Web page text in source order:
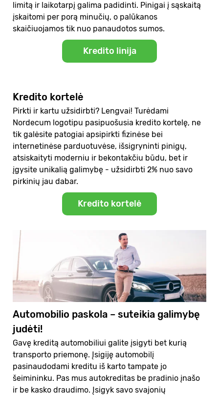
limitą ir laikotarpį galima padidinti. Pinigai į sąskaitą
įskaitomi per porą minučių, o palūkanos
skaičiuojamos tik nuo panaudotos sumos.
Kredito linija
Kredito kortelė
Pirkti ir kartu užsidirbti? Lengvai! Turėdami
Nordecum logotipu pasipuošusia kredito kortelę, ne
tik galėsite patogiai apsipirkti fizinėse bei
internetinėse parduotuvėse, išsigryninti pinigų,
atsiskaityti moderniu ir bekontakčiu būdu, bet ir
įgysite unikalią galimybę - užsidirbti 2% nuo savo
pirkinių jau dabar.
Kredito kortelė
Automobilio paskola – suteikia galimybę
judėti!
Gavę kreditą automobiliui galite įsigyti bet kurią
transporto priemonę. Įsigiję automobilį
pasinaudodami kreditu iš karto tampate jo
šeimininku. Pas mus autokreditas be pradinio įnašo
ir be kasko draudimo. Įsigyk savo svajonių